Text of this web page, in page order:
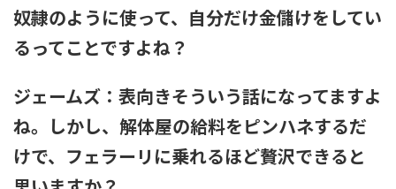
奴隷のように使って、自分だけ金儲けをしてい
るってことですよね？
ジェームズ：表向きそういう話になってますよ
ね。しかし、解体屋の給料をピンハネするだ
けで、フェラーリに乗れるほど贅沢できると